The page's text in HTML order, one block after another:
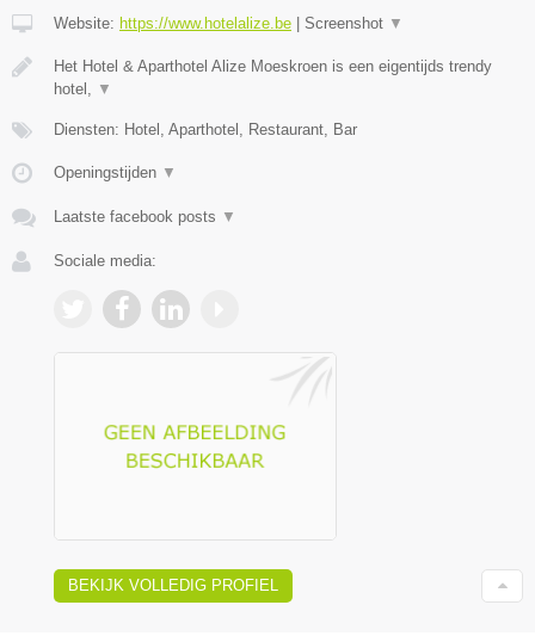
Website: https://www.hotelalize.be | Screenshot ▼
Het Hotel & Aparthotel Alize Moeskroen is een eigentijds trendy
hotel,
▼
Diensten: Hotel, Aparthotel, Restaurant, Bar
Openingstijden ▼
Laatste facebook posts ▼
Sociale media:
BEKIJK VOLLEDIG PROFIEL